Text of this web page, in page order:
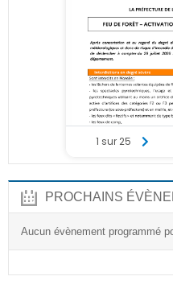
PROCHAINS
Aucun évènement programmé